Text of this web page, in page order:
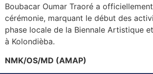
Boubacar Oumar Traoré a
cérémonie, marquant le début des
phase locale de la Biennale Artistique
à Kolondièba.
NMK/OS/MD (AMAP)